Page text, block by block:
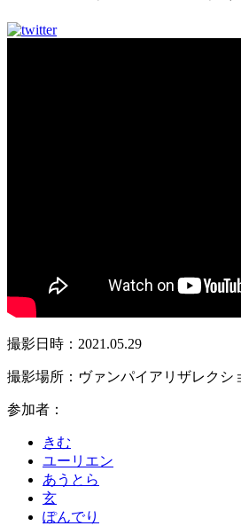
撮影日時：2021.05.29
撮影場所：ヴァンパイアリザレクシ
参加者：
きむ
ユーリエン
あうとら
玄
ぽんでり